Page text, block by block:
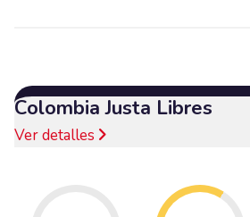
Colombia Justa Libres
Ver detalles